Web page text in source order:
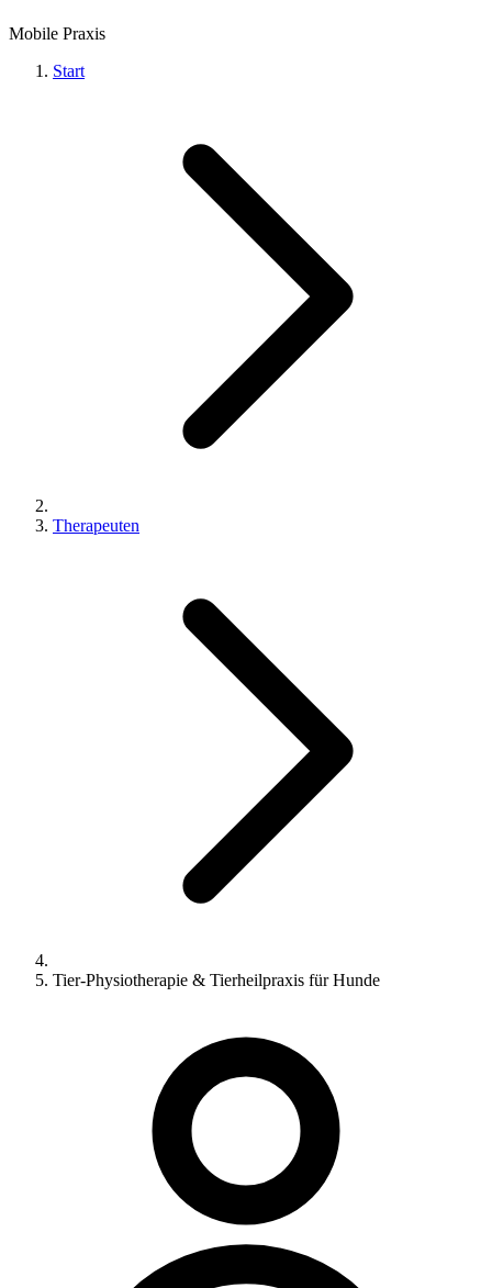
Mobile Praxis
Start
Therapeuten
Tier-Physiotherapie & Tierheilpraxis für Hunde